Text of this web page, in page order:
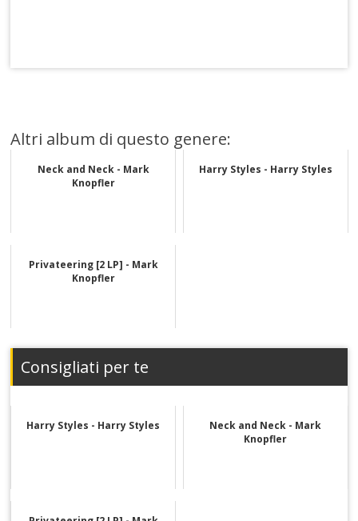
Altri album di questo genere:
Neck and Neck - Mark
Knopfler
Harry Styles - Harry Styles
Privateering [2 LP] - Mark
Knopfler
Consigliati per te
Harry Styles - Harry Styles
Neck and Neck - Mark
Knopfler